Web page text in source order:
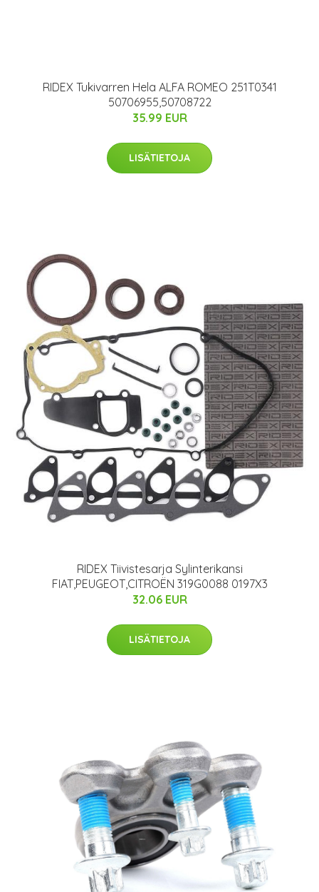
RIDEX Tukivarren Hela ALFA ROMEO 251T0341
50706955,50708722
35.99 EUR
LISÄTIETOJA
RIDEX Tiivistesarja Sylinterikansi
FIAT,PEUGEOT,CITROËN 319G0088 0197X3
32.06 EUR
LISÄTIETOJA